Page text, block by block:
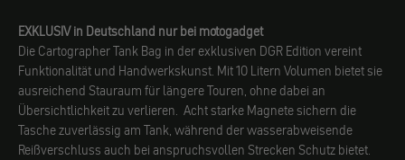
EXKLUSIV in Deutschland nur bei motogadget
Die Cartographer Tank Bag in der exklusiven DGR Edition vereint
Funktionalität und Handwerkskunst. Mit 10 Litern Volumen bietet sie
ausreichend Stauraum für längere Touren, ohne dabei an
Übersichtlichkeit zu verlieren. Acht starke Magnete sichern die
Tasche zuverlässig am Tank, während der wasserabweisende
Reißverschluss auch bei anspruchsvollen Strecken Schutz bietet.